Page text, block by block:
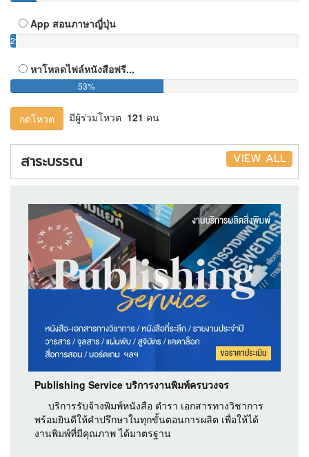
App สอนภาษาญี่ปุ่น
2%
หาโหลดไฟล์หนังสือฟรี...
53%
กดโหวต มีผู้ร่วมโหวต 121 คน
สาระบรรณ VIEW ALL
Publishing Service บริการงานพิมพ์ครบวงจร
บริการรับจ้างพิมพ์หนังสือ ตำรา เอกสารทางวิชาการ
พร้อมยินดีให้คำปรึกษาในทุกขั้นตอนการผลิต เพื่อให้ได้
งานพิมพ์ที่มีคุณภาพ ได้มาตรฐาน